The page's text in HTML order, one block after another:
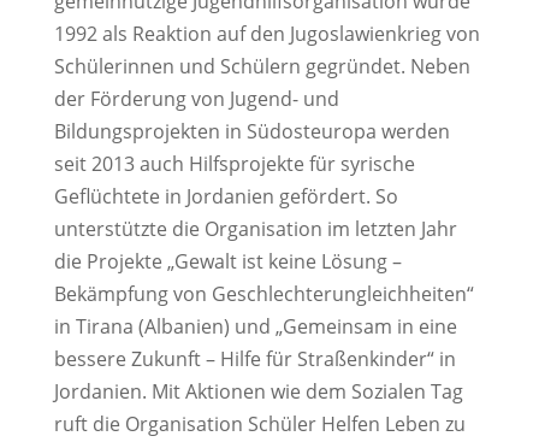
1992 als Reaktion auf den Jugoslawienkrieg von
Schülerinnen und Schülern gegründet. Neben
der Förderung von Jugend- und
Bildungsprojekten in Südosteuropa werden
seit 2013 auch Hilfsprojekte für syrische
Geflüchtete in Jordanien gefördert. So
unterstützte die Organisation im letzten Jahr
die Projekte „Gewalt ist keine Lösung –
Bekämpfung von Geschlechterungleichheiten“
in Tirana (Albanien) und „Gemeinsam in eine
bessere Zukunft – Hilfe für Straßenkinder“ in
Jordanien. Mit Aktionen wie dem Sozialen Tag
ruft die Organisation Schüler Helfen Leben zu